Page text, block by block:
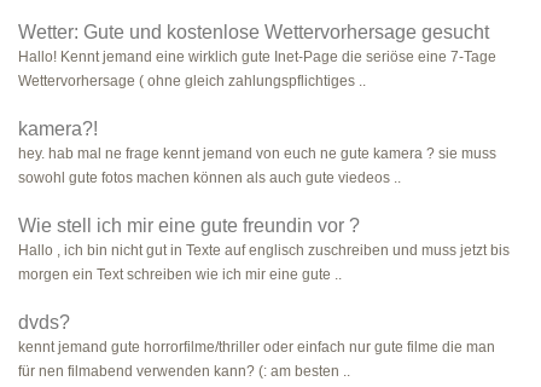
Wetter: Gute und kostenlose Wettervorhersage gesucht
Hallo! Kennt jemand eine wirklich gute Inet-Page die seriöse eine 7-Tage
Wettervorhersage ( ohne gleich zahlungspflichtiges ..
kamera?!
hey. hab mal ne frage kennt jemand von euch ne gute kamera ? sie muss
sowohl gute fotos machen können als auch gute viedeos ..
Wie stell ich mir eine gute freundin vor ?
Hallo , ich bin nicht gut in Texte auf englisch zuschreiben und muss jetzt bis
morgen ein Text schreiben wie ich mir eine gute ..
dvds?
kennt jemand gute horrorfilme/thriller oder einfach nur gute filme die man
für nen filmabend verwenden kann? (: am besten ..